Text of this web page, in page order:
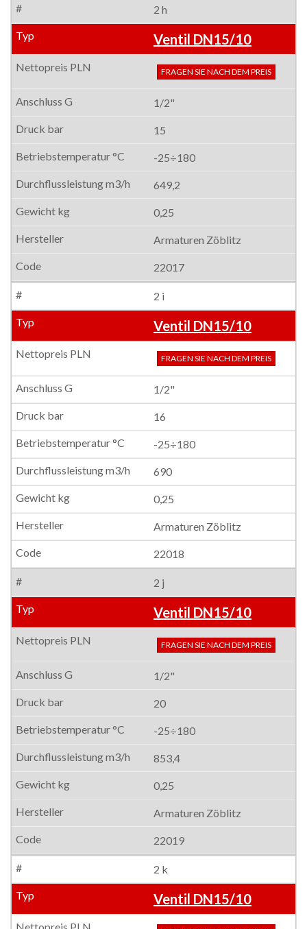
2 h
Ventil DN15/10
FRAGEN SIE NACH DEM PREIS
1/2"
15
-25÷180
649,2
0,25
Armaturen Zöblitz
22017
2 i
Ventil DN15/10
FRAGEN SIE NACH DEM PREIS
1/2"
16
-25÷180
690
0,25
Armaturen Zöblitz
22018
2 j
Ventil DN15/10
FRAGEN SIE NACH DEM PREIS
1/2"
20
-25÷180
853,4
0,25
Armaturen Zöblitz
22019
2 k
Ventil DN15/10